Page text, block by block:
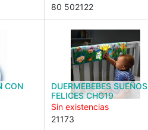
80 502122
CON
DUERMEBEBES SUEÑOS
FELICES CHG19
Sin existencias
21173